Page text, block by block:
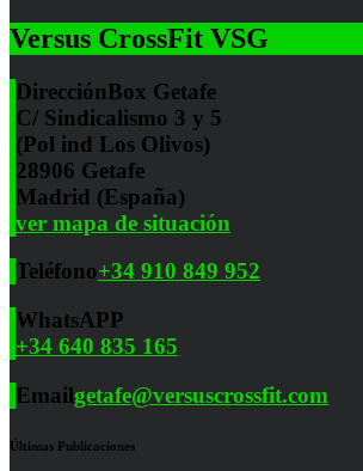
Versus CrossFit VSG
DirecciónBox Getafe
C/ Sindicalismo 3 y 5
(Pol ind Los Olivos)
28906 Getafe
Madrid (España)
ver mapa de situación
Teléfono+34 910 849 952
WhatsAPP
+34 640 835 165
Emailgetafe@versuscrossfit.com
Últimas Publicaciones